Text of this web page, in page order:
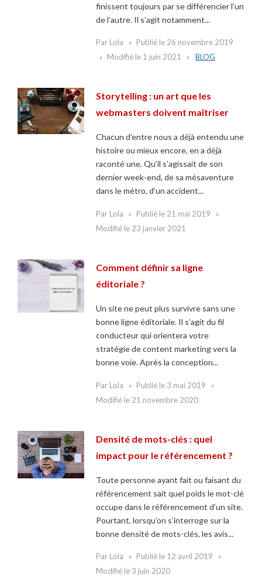
finissent toujours par se différencier l’un
de l’autre. Il s’agit notamment...
Par Lola Publié le 26 novembre 2019
Modifié le 1 juin 2021 BLOG
Storytelling : un art que les
webmasters doivent maîtriser
Chacun d’entre nous a déjà entendu une
histoire ou mieux encore, en a déjà
raconté une. Qu’il s’agissait de son
dernier week-end, de sa mésaventure
dans le métro, d’un accident...
Par Lola Publié le 21 mai 2019
Modifié le 23 janvier 2021
Comment définir sa ligne
éditoriale ?
Un site ne peut plus survivre sans une
bonne ligne éditoriale. Il s’agit du fil
conducteur qui orientera votre
stratégie de content marketing vers la
bonne voie. Après la conception...
Par Lola Publié le 3 mai 2019
Modifié le 21 novembre 2020
Densité de mots-clés : quel
impact pour le référencement ?
Toute personne ayant fait ou faisant du
référencement sait quel poids le mot-clé
occupe dans le référencement d’un site.
Pourtant, lorsqu’on s’interroge sur la
bonne densité de mots-clés, les avis...
Par Lola Publié le 12 avril 2019
Modifié le 3 juin 2020